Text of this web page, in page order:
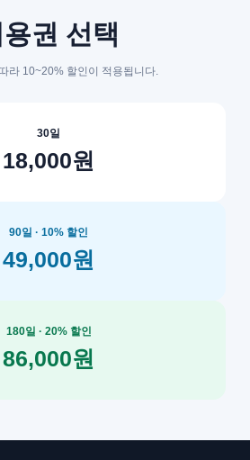
용권 선택
라 10~20% 할인이 적용됩니다.
30일
18,000원
90일 · 10% 할인
49,000원
180일 · 20% 할인
86,000원